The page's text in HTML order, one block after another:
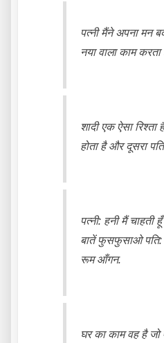
पत्नी मैंने अपना मन
नया वाला काम करता
शादी एक ऐसा
होता है और दूसरा
पत्नी: हनी मैं चाहती
बातें फुसफुसाओ पति:
रूम आँगन.
घर का काम वह है